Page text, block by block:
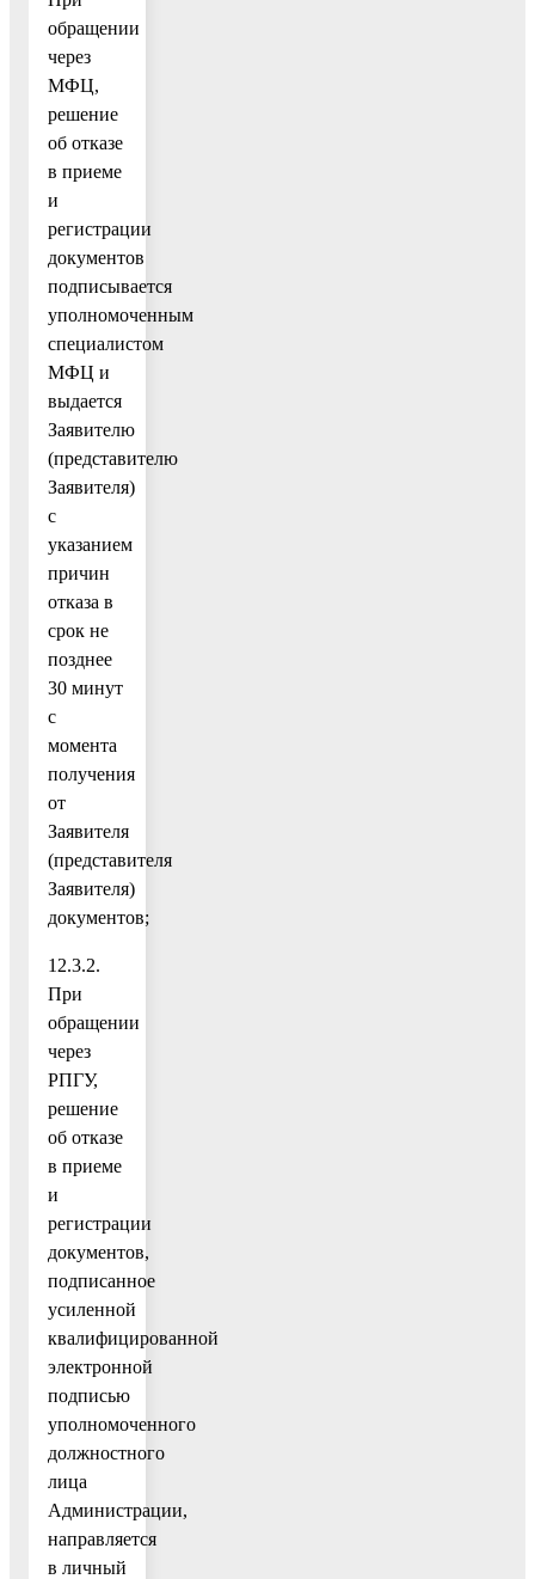
обращении
через
МФЦ,
решение
об отказе
в приеме
и
регистрации
документов
подписывается
уполномоченным
специалистом
МФЦ и
выдается
Заявителю
(представителю
Заявителя)
с
указанием
причин
отказа в
срок не
позднее
30 минут
с
момента
получения
от
Заявителя
(представителя
Заявителя)
документов;
12.3.2.
При
обращении
через
РПГУ,
решение
об отказе
в приеме
и
регистрации
документов,
подписанное
усиленной
квалифицированной
электронной
подписью
уполномоченного
должностного
лица
Администрации,
направляется
в личный